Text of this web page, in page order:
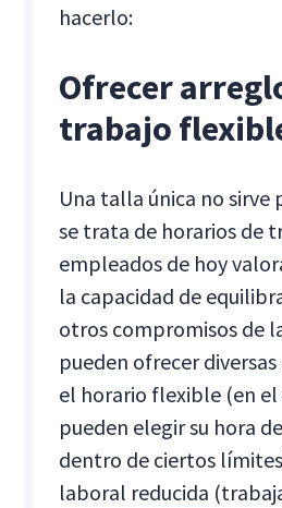
hacerlo:
Ofrecer
trabajo
Una talla única no sirve
se trata de horarios de
empleados de hoy
la capacidad de
otros compromisos de
pueden ofrecer
el horario flexible (en
pueden elegir su hora
dentro de ciertos
laboral reducida